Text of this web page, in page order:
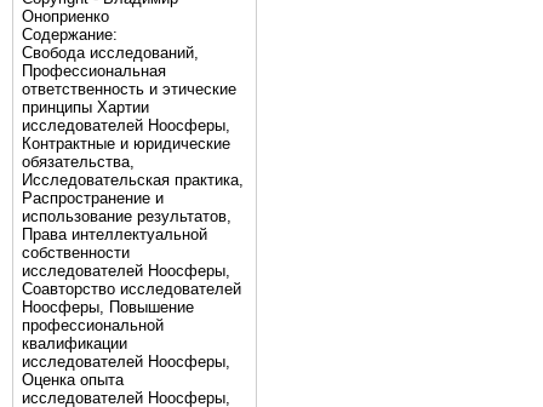
Оноприенко
Содержание:
Свобода исследований,
Профессиональная
ответственность и этические
принципы Хартии
исследователей Ноосферы,
Контрактные и юридические
обязательства,
Исследовательская практика,
Распространение и
использование результатов,
Права интеллектуальной
собственности
исследователей Ноосферы,
Соавторство исследователей
Ноосферы, Повышение
профессиональной
квалификации
исследователей Ноосферы,
Оценка опыта
исследователей Ноосферы,